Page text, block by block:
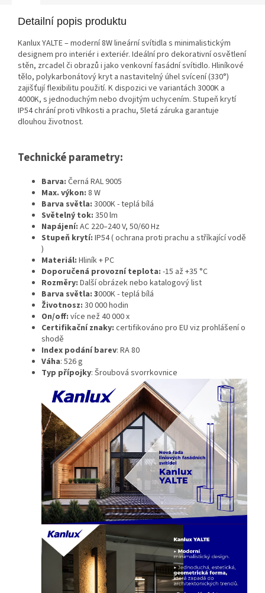
Detailní popis produktu
Kanlux YALTE – moderní 8W lineární svítidla s minimalistickým
designem pro interiér i exteriér. Ideální pro dekorativní osvětlení
stěn, zrcadel či obrazů i jako venkovní fasádní svítidlo. Hliníkové
tělo, polykarbonátový kryt a nastavitelný úhel svícení (330°)
zajišťují flexibilitu použití. K dispozici ve variantách 3000K a
4000K, s jednoduchým nebo dvojitým uchycením. Stupeň krytí
IP54 chrání proti vlhkosti a prachu, 5letá záruka garantuje
dlouhou životnost.
Technické parametry:
Barva: Černá RAL 9005
Max. výkon: 8 W
Barva světla: 3000K - teplá bílá
Světelný tok: 350 lm
Napájení: AC 220–240 V, 50/60 Hz
Stupeň krytí: IP54 ( ochrana proti prachu a stříkající vodě
)
Materiál: Hliník + PC
Doporučená provozní teplota: -15 až +35 °C
Rozměry: Další obrázek nebo katalogový list
Barva světla: 3000K - teplá bílá
Životnosz: 30 000 hodin
On/off: více než 40 000 x
Certifikační znaky: certifikováno pro EU viz prohlášení o
shodě
Index podání barev: RA 80
Váha: 526 g
Typ přípojky: Šroubová svorrkovnice